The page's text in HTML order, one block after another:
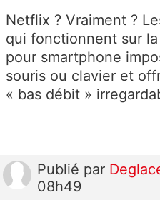
Netflix ? Vraiment ?
qui fonctionnent sur
pour smartphone
souris ou clavier et
« bas débit »
Publié par
08h49